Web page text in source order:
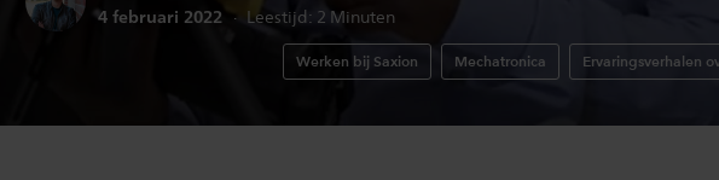
Publicatiedatum:
4 februari 2022 Leestijd: 2 Minuten
Werken bij Saxion Mechatronica Ervaringsverhalen